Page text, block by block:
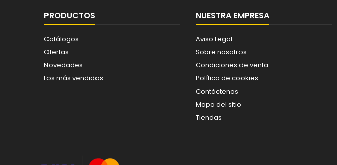
PRODUCTOS
Catálogos
Ofertas
Novedades
Los más vendidos
NUESTRA EMPRESA
Aviso Legal
Sobre nosotros
Condiciones de venta
Política de cookies
Contáctenos
Mapa del sitio
Tiendas